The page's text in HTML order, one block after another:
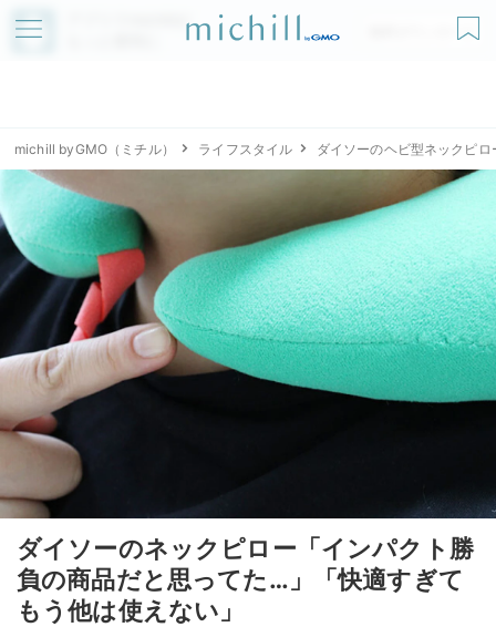
アプリでmichillが
無料ダウンロード
michill byGMO（ミチル） ライフスタイル ダイソーのヘビ型ネックピロ
ダイソーのネックピロー「インパクト勝
負の商品だと思ってた…」「快適すぎて
もう他は使えない」